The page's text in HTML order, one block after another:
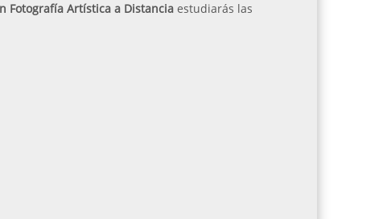
Fotografía Artística a Distancia estudiarás las